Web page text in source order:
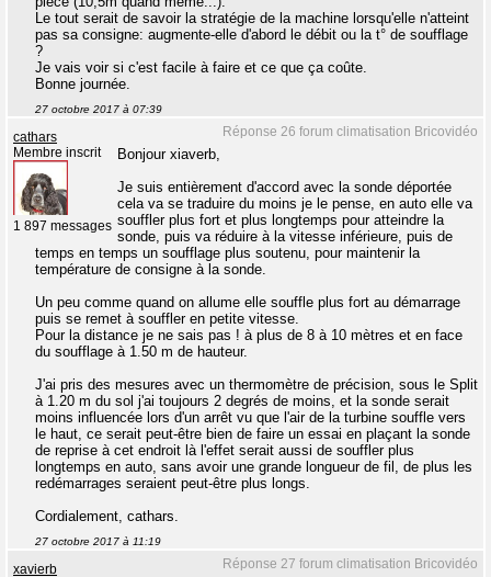
Le tout serait de savoir la stratégie de la machine lorsqu'elle n'atteint
pas sa consigne: augmente-elle d'abord le débit ou la t° de soufflage
?
Je vais voir si c'est facile à faire et ce que ça coûte.
Bonne journée.
27 octobre 2017 à 07:39
Réponse 26 forum climatisation Bricovidéo
cathars
Membre inscrit
1 897 messages
Bonjour xiaverb,
Je suis entièrement d'accord avec la sonde déportée
cela va se traduire du moins je le pense, en auto elle va
souffler plus fort et plus longtemps pour atteindre la
sonde, puis va réduire à la vitesse inférieure, puis de
temps en temps un soufflage plus soutenu, pour maintenir la
température de consigne à la sonde.
Un peu comme quand on allume elle souffle plus fort au démarrage
puis se remet à souffler en petite vitesse.
Pour la distance je ne sais pas ! à plus de 8 à 10 mètres et en face
du soufflage à 1.50 m de hauteur.
J'ai pris des mesures avec un thermomètre de précision, sous le Split
à 1.20 m du sol j'ai toujours 2 degrés de moins, et la sonde serait
moins influencée lors d'un arrêt vu que l'air de la turbine souffle vers
le haut, ce serait peut-être bien de faire un essai en plaçant la sonde
de reprise à cet endroit là l'effet serait aussi de souffler plus
longtemps en auto, sans avoir une grande longueur de fil, de plus les
redémarrages seraient peut-être plus longs.
Cordialement, cathars.
27 octobre 2017 à 11:19
Réponse 27 forum climatisation Bricovidéo
xavierb